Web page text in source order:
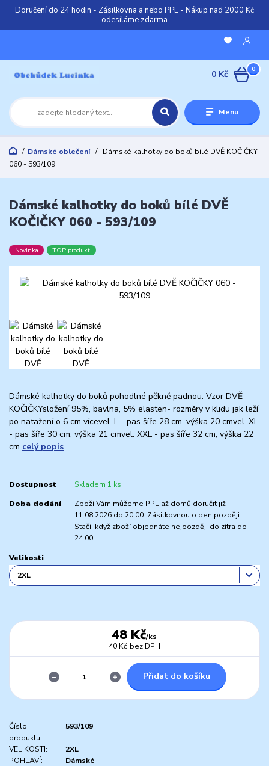
Doručení do 24 hodin - Zásilkovna a nebo PPL - Nákup nad 2000 Kč
odesíláme zdarma
Menu
0
0 Kč
Dámské oblečení
Dámské kalhotky do boků bílé DVĚ KOČIČKY
060 - 593/109
Dámské kalhotky do boků bílé DVĚ
KOČIČKY 060 - 593/109
Novinka TOP produkt
Dámské kalhotky do boků pohodlné pěkně padnou. Vzor DVĚ
KOČIČKYsložení 95%, bavlna, 5% elasten- rozměry v klidu jak leží
po natažení o 6 cm vícevel. L - pas šíře 28 cm, výška 20 cmvel. XL
- pas šíře 30 cm, výška 21 cmvel. XXL - pas šíře 32 cm, výška 22
cm celý popis
Dostupnost Skladem 1 ks
Doba dodání
Zboží Vám můžeme PPL až domů doručit již
11.08.2026 do 20:00. Zásilkovnou o den později.
Stačí, když zboží objednáte nejpozději do zítra do
24:00
Velikosti
48 Kč/ks
40 Kč bez DPH
Přidat do košíku
Číslo
produktu:
593/109
VELIKOSTI:
2XL
POHLAVÍ:
Dámské